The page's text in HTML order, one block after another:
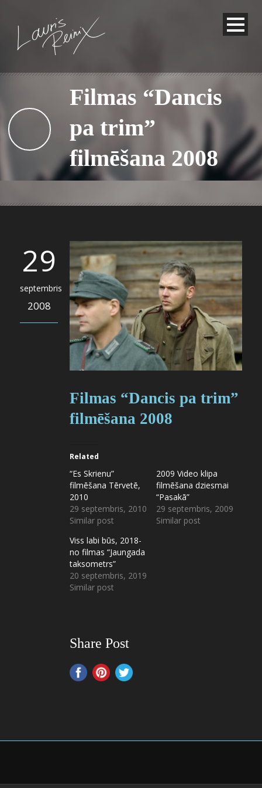
Filmas “Dancis
pa trim”
filmēšana 2008
29
septembris
2008
Filmas “Dancis pa trim”
filmēšana 2008
Related
“Es Skrienu”
filmēšana Tērvetē,
2010
29 septembris, 2010
Similar post
2009 Video klipa
filmēšana dziesmai
“Pasakā”
29 septembris, 2009
Similar post
Viss labi būs, 2018-
no filmas “Jaungada
taksometrs”
20 septembris, 2019
Similar post
Share Post